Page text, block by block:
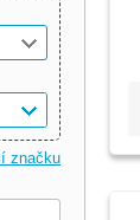
značku